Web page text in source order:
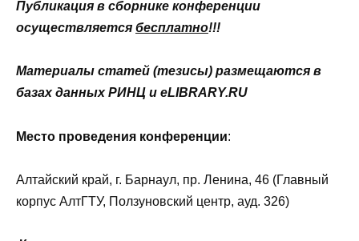
Публикация в сборнике конференции
осуществляется бесплатно!!!
Материалы статей (тезисы) размещаются в
базах данных РИНЦ и eLIBRARY.RU
Место проведения конференции:
Алтайский край, г. Барнаул, пр. Ленина, 46 (Главный
корпус АлтГТУ, Ползуновский центр, ауд. 326)